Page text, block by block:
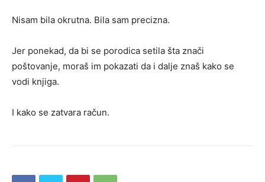
Nisam bila okrutna. Bila sam precizna.
Jer ponekad, da bi se porodica setila šta znači
poštovanje, moraš im pokazati da i dalje znaš kako se
vodi knjiga.
I kako se zatvara račun.